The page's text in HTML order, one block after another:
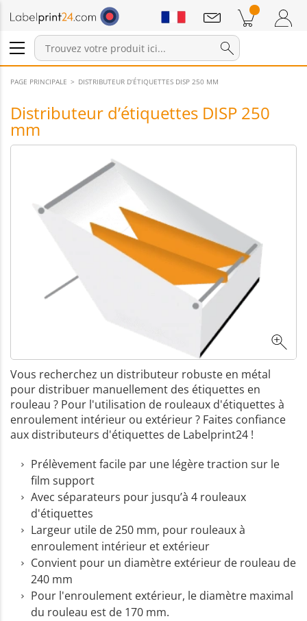
Connexion / Inscription
Produits dans le panier
Annonces
PAGE PRINCIPALE DISTRIBUTEUR D’ÉTIQUETTES DISP 250 MM
Distributeur d’étiquettes DISP 250
mm
Vous recherchez un distributeur robuste en métal
pour distribuer manuellement des étiquettes en
rouleau ? Pour l'utilisation de rouleaux d'étiquettes à
enroulement intérieur ou extérieur ? Faites confiance
aux distributeurs d'étiquettes de Labelprint24 !
Prélèvement facile par une légère traction sur le
film support
Avec séparateurs pour jusqu’à 4 rouleaux
d'étiquettes
Largeur utile de 250 mm, pour rouleaux à
enroulement intérieur et extérieur
Convient pour un diamètre extérieur de rouleau de
240 mm
Pour l'enroulement extérieur, le diamètre maximal
du rouleau est de 170 mm.